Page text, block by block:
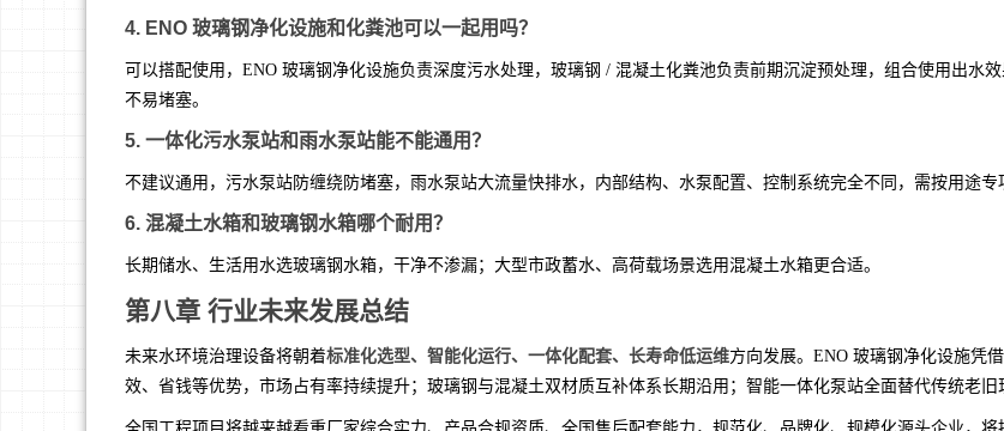
4. ENO 玻璃钢净化设施和化粪池可以一起用吗？
可以搭配使用，ENO 玻璃钢净化设施负责深度污水处理，玻璃钢 / 混凝土化粪池负责前期沉淀预处理，组合使用出水
不易堵塞。
5. 一体化污水泵站和雨水泵站能不能通用？
不建议通用，污水泵站防缠绕防堵塞，雨水泵站大流量快排水，内部结构、水泵配置、控制系统完全不同，需按用途专
6. 混凝土水箱和玻璃钢水箱哪个耐用？
长期储水、生活用水选玻璃钢水箱，干净不渗漏；大型市政蓄水、高荷载场景选用混凝土水箱更合适。
第八章 行业未来发展总结
未来水环境治理设备将朝着标准化选型、智能化运行、一体化配套、长寿命低运维方向发展。ENO 玻璃钢净化设施凭
效、省钱等优势，市场占有率持续提升；玻璃钢与混凝土双材质互补体系长期沿用；智能一体化泵站全面替代传统老旧